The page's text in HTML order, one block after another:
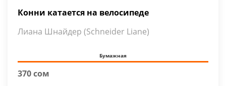
Конни катается на велосипеде
Лиана Шнайдер (Schneider Liane)
Бумажная
370 сом